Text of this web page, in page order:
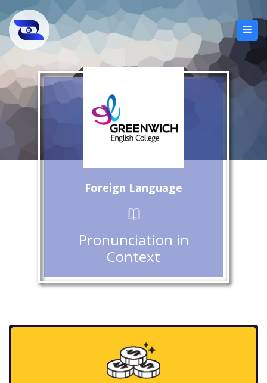
Foreign Language
Pronunciation in
Context